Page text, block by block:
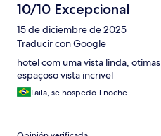
10/10 Excepcional
15 de diciembre de 2025
Traducir con Google
hotel com uma vista linda,
espaçoso vista incrivel
Laila, se hospedó 1 noche